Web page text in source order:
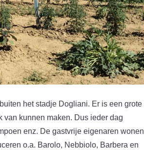
het stadje Dogliani. Er is een grote
van kunnen maken. Dus ieder dag
enz. De gastvrije eigenaren wonen
o.a. Barolo, Nebbiolo, Barbera en